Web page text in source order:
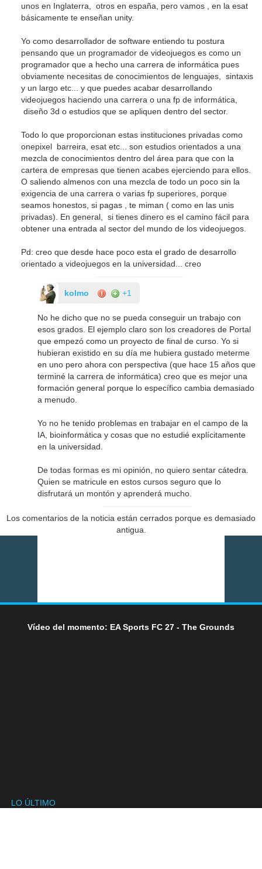
unos en Inglaterra, otros en españa, pero vamos , en la esat
básicamente te enseñan unity.
Yo como desarrollador de software entiendo tu postura
pensando que un programador de videojuegos es como un
programador que a hecho una carrera de informática pues
obviamente necesitas de conocimientos de lenguajes, sintaxis
y un largo etc... y que puedes acabar desarrollando
videojuegos haciendo una carrera o una fp de informática,
diseño 3d o estudios que se apliquen dentro del sector.
Todo lo que proporcionan estas instituciones privadas como
onepixel barreira, esat etc... son estudios orientados a una
mezcla de conocimientos dentro del área para que con la
cartera de empresas que tienen acabes ejerciendo para ellos.
O saliendo almenos con una mezcla de todo un poco sin la
exigencia de una carrera o varias fp superiores, porque
seamos honestos, si pagas , te miman ( como en las unis
privadas). En general, si tienes dinero es el camino fácil para
obtener una entrada al sector del mundo de los videojuegos.
Pd: creo que desde hace poco esta el grado de desarrollo
orientado a videojuegos en la universidad... creo
kolmo +1
No he dicho que no se pueda conseguir un trabajo con
esos grados. El ejemplo claro son los creadores de Portal
que empezó como un proyecto de final de curso. Yo si
hubieran existido en su día me hubiera gustado meterme
en uno pero ahora con perspectiva (que hace 15 años que
terminé la carrera de informática) creo que es mejor una
formación general porque lo específico cambia demasiado
a menudo.
Yo no he tenido problemas en trabajar en el campo de la
IA, bioinformática y cosas que no estudié explícitamente
en la universidad.
De todas formas es mi opinión, no quiero sentar cátedra.
Quien se matricule en estos cursos seguro que lo
disfrutará un montón y aprenderá mucho.
Los comentarios de la noticia están cerrados porque es demasiado
antigua.
Vídeo del momento: EA Sports FC 27 - The Grounds
LO ÚLTIMO